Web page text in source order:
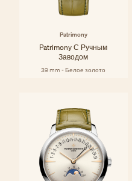
Patrimony
Patrimony С Ручным
Заводом
39 mm - Белое золото